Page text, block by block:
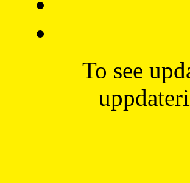
To see